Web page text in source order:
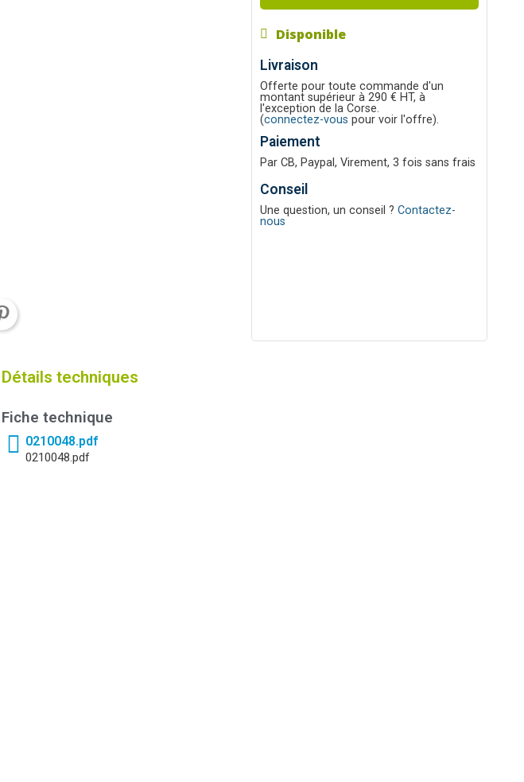
Disponible
Livraison
Offerte pour toute commande d'un
montant supérieur à 290 € HT, à
l'exception de la Corse.
(connectez-vous pour voir l'offre).
Paiement
Par CB, Paypal, Virement, 3 fois sans frais
Conseil
Une question, un conseil ?Contactez-
nous
Détails techniques
Fiche technique
0210048.pdf
0210048.pdf